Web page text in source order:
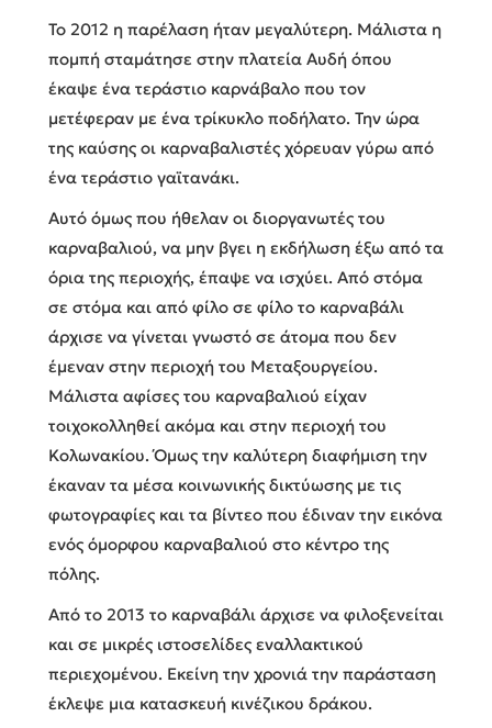
Το 2012 η παρέλαση ήταν μεγαλύτερη. Μάλιστα η
πομπή σταμάτησε στην πλατεία Αυδή όπου
έκαψε ένα τεράστιο καρνάβαλο που τον
μετέφεραν με ένα τρίκυκλο ποδήλατο. Την ώρα
της καύσης οι καρναβαλιστές χόρευαν γύρω από
ένα τεράστιο γαϊτανάκι.
Αυτό όμως που ήθελαν οι διοργανωτές του
καρναβαλιού, να μην βγει η εκδήλωση έξω από τα
όρια της περιοχής, έπαψε να ισχύει. Από στόμα
σε στόμα και από φίλο σε φίλο το καρναβάλι
άρχισε να γίνεται γνωστό σε άτομα που δεν
έμεναν στην περιοχή του Μεταξουργείου.
Μάλιστα αφίσες του καρναβαλιού είχαν
τοιχοκολληθεί ακόμα και στην περιοχή του
Κολωνακίου. Όμως την καλύτερη διαφήμιση την
έκαναν τα μέσα κοινωνικής δικτύωσης με τις
φωτογραφίες και τα βίντεο που έδιναν την εικόνα
ενός όμορφου καρναβαλιού στο κέντρο της
πόλης.
Από το 2013 το καρναβάλι άρχισε να φιλοξενείται
και σε μικρές ιστοσελίδες εναλλακτικού
περιεχομένου. Εκείνη την χρονιά την παράσταση
έκλεψε μια κατασκευή κινέζικου δράκου.